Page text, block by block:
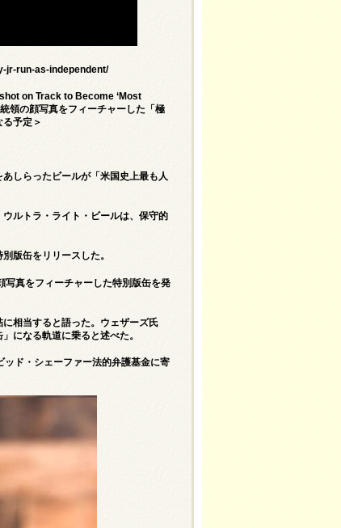
jr-run-as-independent/
on Track to Become ‘Most
の顔写真をフィーチャーした「極
予定＞
しらったビールが「米国史上最も人
ルトラ・ライト・ビールは、保守的
別版缶をリリースした。
写真をフィーチャーした特別版缶を発
相当すると語った。ウェザーズ氏
になる軌道に乗ると述べた。
ド・シェーファー法的弁護基金に寄